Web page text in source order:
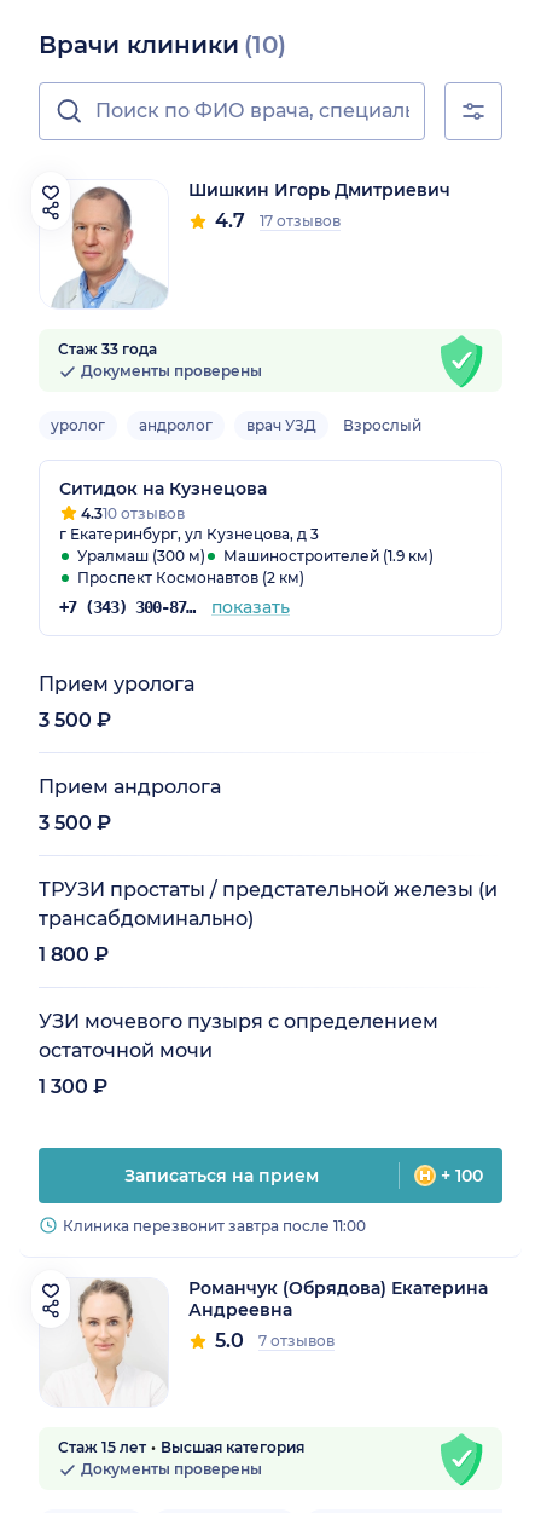
Врачи клиники (10)
Шишкин Игорь Дмитриевич
4.7 17 отзывов
Стаж 33 года
Документы проверены
уролог андролог врач УЗД Взрослый
Ситидок на Кузнецова
4.310 отзывов
г Екатеринбург, ул Кузнецова, д 3
Уралмаш (300 м)
Машиностроителей (1.9 км)
Проспект Космонавтов (2 км)
+7 (343) 300-87-22 показать
Прием уролога
3 500 ₽
Прием андролога
3 500 ₽
ТРУЗИ простаты / предстательной железы (и
трансабдоминально)
1 800 ₽
УЗИ мочевого пузыря с определением
остаточной мочи
1 300 ₽
Записаться на прием + 100
Клиника перезвонит завтра после 11:00
Романчук (Обрядова) Екатерина
Андреевна
5.0 7 отзывов
Стаж 15 лет
Высшая категория
Документы проверены